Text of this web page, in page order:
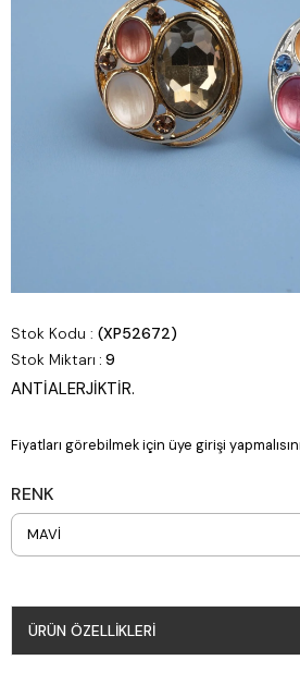
Stok Kodu
(XP52672)
Stok Miktarı : 9
ANTİALERJİKTİR.
Fiyatları görebilmek için üye girişi
RENK
ÜRÜN ÖZELLIKLERI